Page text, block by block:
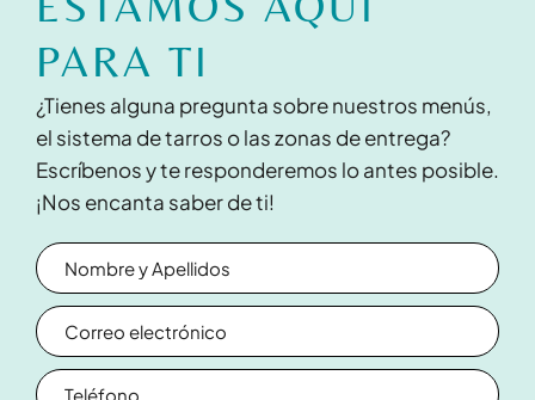
PARA TI
¿Tienes alguna pregunta sobre nuestros menús,
el sistema de tarros o las zonas de entrega?
Escríbenos y te responderemos lo antes posible.
¡Nos encanta saber de ti!